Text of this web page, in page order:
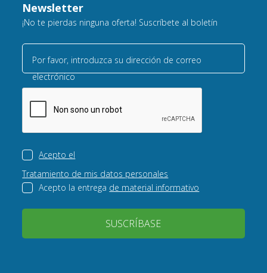
Newsletter
¡No te pierdas ninguna oferta! Suscríbete al boletín
Por favor, introduzca su dirección de correo
electrónico
Acepto el
Tratamiento de mis datos personales
Acepto la entrega de material informativo
SUSCRÍBASE